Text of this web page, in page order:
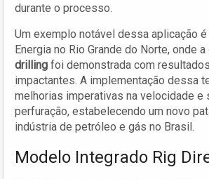
durante o processo.
Um exemplo notável dessa aplicação
Energia no Rio Grande do Norte, onde
drilling foi demonstrada com
impactantes. A implementação dessa
melhorias imperativas na velocidade e
perfuração, estabelecendo um novo
indústria de petróleo e gás no Brasil.
Modelo Integrado Rig